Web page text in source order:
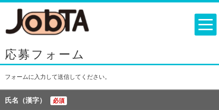
応募フォーム
フォームに入力して送信してください。
氏名（漢字） 必須